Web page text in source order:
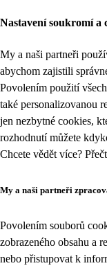
Nastavení soukromí a
My a naši partneři
abychom zajistili
Povolením použití
také personalizovanou
jen nezbytné cookies,
rozhodnutí můžete
Chcete vědět více?
My a naši partneři
Povolením souborů
zobrazeného obsahu a
nebo přistupovat k